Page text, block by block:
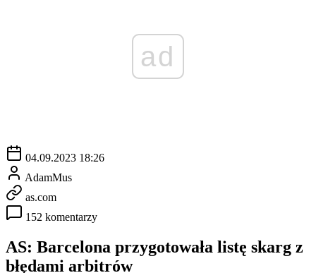
ad
04.09.2023 18:26
AdamMus
as.com
152 komentarzy
AS: Barcelona przygotowała listę skarg z
błędami arbitrów